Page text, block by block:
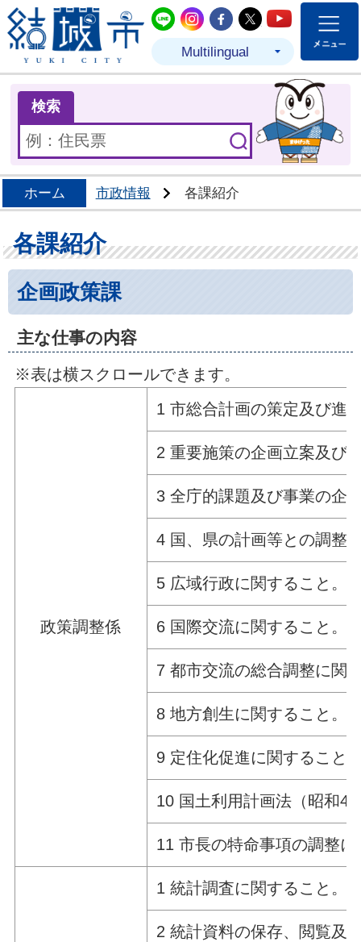
結城市公式LINE
結城市公式Instagram
結城市公式
結城市公式
結城市
Multilingual
検索
ホーム 市政情報 各課紹介
各課紹介
企画政策課
主な仕事の内容
※表は横スクロールできます。
政策調整係
1 市総合計画の策定及び進
2 重要施策の企画立案及び
3 全庁的課題及び事業の企
4 国、県の計画等との調整
5 広域行政に関すること。
6 国際交流に関すること。
7 都市交流の総合調整に関
8 地方創生に関すること。
9 定住化促進に関すること
10 国土利用計画法（昭和
11 市長の特命事項の調整
1 統計調査に関すること。
2 統計資料の保存、閲覧及